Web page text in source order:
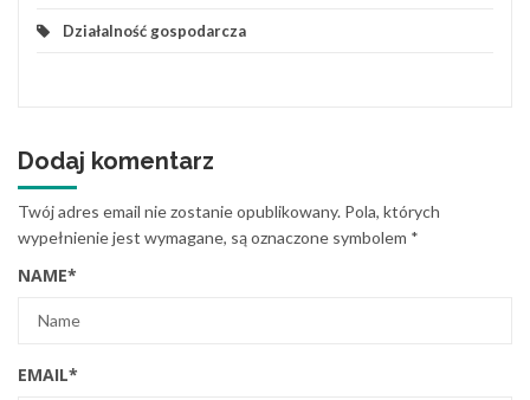
Działalność gospodarcza
Dodaj komentarz
Twój adres email nie zostanie opublikowany. Pola, których
wypełnienie jest wymagane, są oznaczone symbolem *
NAME*
EMAIL*